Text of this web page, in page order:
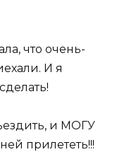
что очень-
И я
и МОГУ
прилететь!!!